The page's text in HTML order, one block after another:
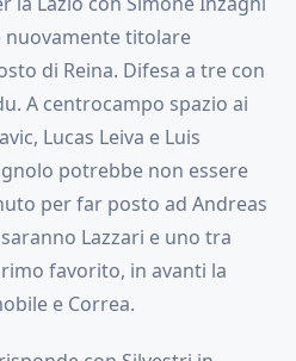
nuovamente titolare
di Reina. Difesa a tre con
A centrocampo spazio ai
Lucas Leiva e Luis
potrebbe non essere
per far posto ad Andreas
Lazzari e uno tra
favorito, in avanti la
e Correa.